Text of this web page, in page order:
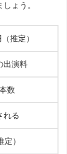
ょう。
推定）
出演料
数
れる
）